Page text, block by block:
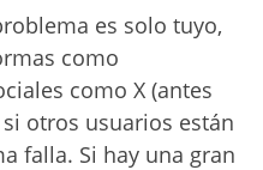
es solo tuyo,
como
como X (antes
otros usuarios están
falla. Si hay una gran